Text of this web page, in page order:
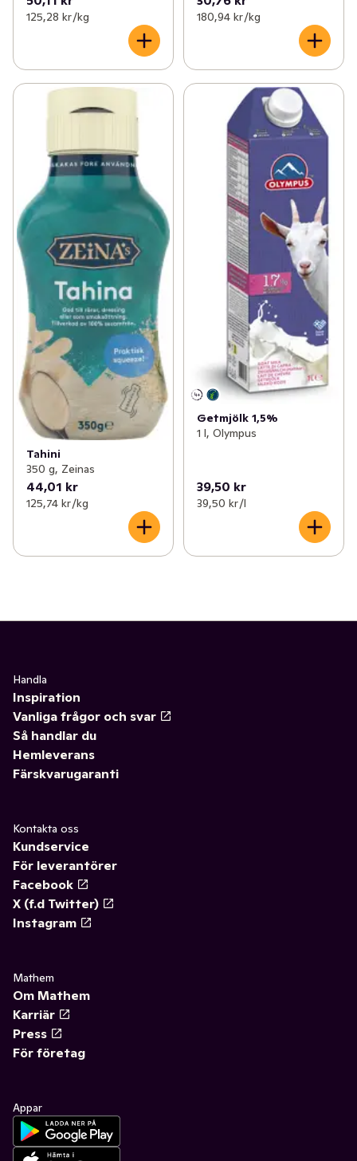
125,28 kr /kg 180,94 kr /kg
Tahini
350 g, Zeinas
44,01 kr
125,74 kr /kg
Getmjölk 1,5%
1 l, Olympus
39,50 kr
39,50 kr /l
Handla
Inspiration
Vanliga frågor och svar
Så handlar du
Hemleverans
Färskvarugaranti
Kontakta oss
Kundservice
För leverantörer
Facebook
X (f.d Twitter)
Instagram
Mathem
Om Mathem
Karriär
Press
För företag
Appar